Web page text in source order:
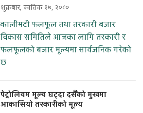
शुक्रबार, कात्तिक १७, २०८०
कालीमटी फलफूल तथा तरकारी बजार
विकास समितिले आजका लागि तरकारी र
फलफूलको बजार मूल्यमा सार्वजनिक गरेको
छ
पेट्रोलियम मूल्य घट्दा दसैँको मुखमा
आकासियो तरकारीको मूल्य